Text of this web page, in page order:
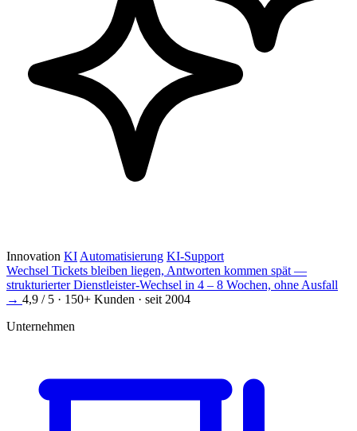
Innovation KI Automatisierung KI-Support
Wechsel Tickets bleiben liegen, Antworten kommen spät —
strukturierter Dienstleister-Wechsel in 4 – 8 Wochen, ohne Ausfall
→ 4,9 / 5 · 150+ Kunden · seit 2004
Unternehmen